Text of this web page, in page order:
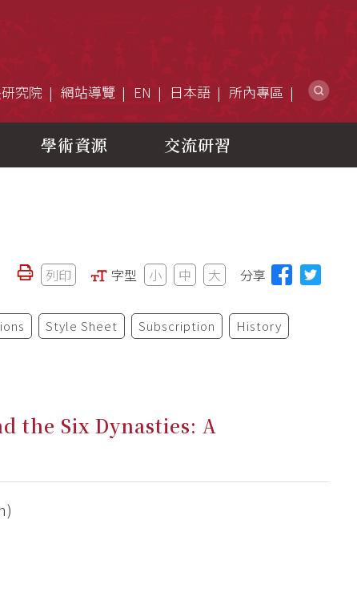
究院 網站導覽 EN 日本語 所內專區
學術資源 交流研習
列印 字型 小 中 大 分享
Style Sheet Subscription History
the Six Dynasties: A